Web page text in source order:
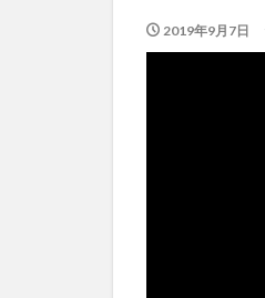
2019年9月7日